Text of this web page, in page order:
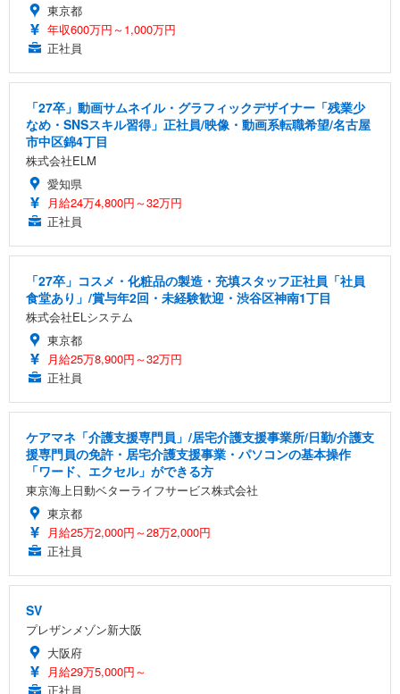
東京都
年収600万円～1,000万円
正社員
「27卒」動画サムネイル・グラフィックデザイナー「残業少
なめ・SNSスキル習得」正社員/映像・動画系転職希望/名古屋
市中区錦4丁目
株式会社ELM
愛知県
月給24万4,800円～32万円
正社員
「27卒」コスメ・化粧品の製造・充填スタッフ正社員「社員
食堂あり」/賞与年2回・未経験歓迎・渋谷区神南1丁目
株式会社ELシステム
東京都
月給25万8,900円～32万円
正社員
ケアマネ「介護支援専門員」/居宅介護支援事業所/日勤/介護支
援専門員の免許・居宅介護支援事業・パソコンの基本操作
「ワード、エクセル」ができる方
東京海上日動ベターライフサービス株式会社
東京都
月給25万2,000円～28万2,000円
正社員
SV
プレザンメゾン新大阪
大阪府
月給29万5,000円～
正社員